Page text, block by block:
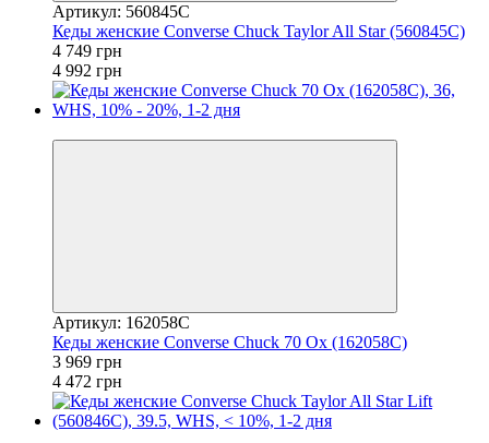
Артикул: 560845C
Кеды женские Converse Chuck Taylor All Star (560845C)
4 749 грн
4 992 грн
Артикул: 162058C
Кеды женские Converse Chuck 70 Ox (162058C)
3 969 грн
4 472 грн